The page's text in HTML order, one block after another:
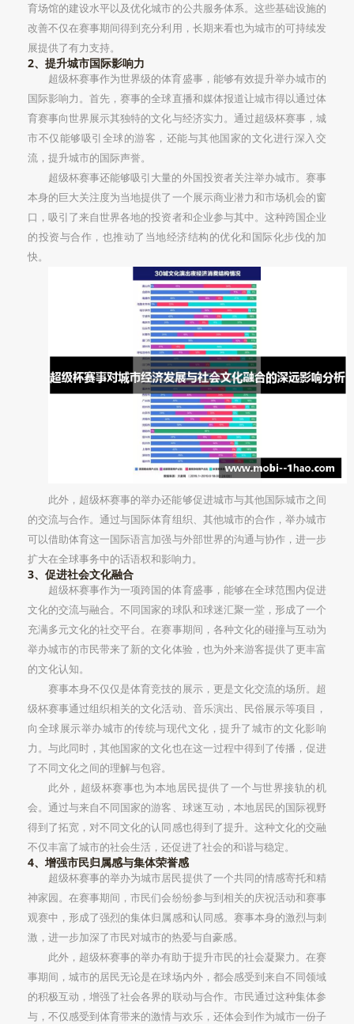
育场馆的建设水平以及优化城市的公共服务体系。这些基础设施的
改善不仅在赛事期间得到充分利用，长期来看也为城市的可持续发
展提供了有力支持。
2、提升城市国际影响力
超级杯赛事作为世界级的体育盛事，能够有效提升举办城市的
国际影响力。首先，赛事的全球直播和媒体报道让城市得以通过体
育赛事向世界展示其独特的文化与经济实力。通过超级杯赛事，城
市不仅能够吸引全球的游客，还能与其他国家的文化进行深入交
流，提升城市的国际声誉。
超级杯赛事还能够吸引大量的外国投资者关注举办城市。赛事
本身的巨大关注度为当地提供了一个展示商业潜力和市场机会的窗
口，吸引了来自世界各地的投资者和企业参与其中。这种跨国企业
的投资与合作，也推动了当地经济结构的优化和国际化步伐的加
快。
此外，超级杯赛事的举办还能够促进城市与其他国际城市之间
的交流与合作。通过与国际体育组织、其他城市的合作，举办城市
可以借助体育这一国际语言加强与外部世界的沟通与协作，进一步
扩大在全球事务中的话语权和影响力。
3、促进社会文化融合
超级杯赛事作为一项跨国的体育盛事，能够在全球范围内促进
文化的交流与融合。不同国家的球队和球迷汇聚一堂，形成了一个
充满多元文化的社交平台。在赛事期间，各种文化的碰撞与互动为
举办城市的市民带来了新的文化体验，也为外来游客提供了更丰富
的文化认知。
赛事本身不仅仅是体育竞技的展示，更是文化交流的场所。超
级杯赛事通过组织相关的文化活动、音乐演出、民俗展示等项目，
向全球展示举办城市的传统与现代文化，提升了城市的文化影响
力。与此同时，其他国家的文化也在这一过程中得到了传播，促进
了不同文化之间的理解与包容。
此外，超级杯赛事也为本地居民提供了一个与世界接轨的机
会。通过与来自不同国家的游客、球迷互动，本地居民的国际视野
得到了拓宽，对不同文化的认同感也得到了提升。这种文化的交融
不仅丰富了城市的社会生活，还促进了社会的和谐与稳定。
4、增强市民归属感与集体荣誉感
超级杯赛事的举办为城市居民提供了一个共同的情感寄托和精
神家园。在赛事期间，市民们会纷纷参与到相关的庆祝活动和赛事
观赛中，形成了强烈的集体归属感和认同感。赛事本身的激烈与刺
激，进一步加深了市民对城市的热爱与自豪感。
此外，超级杯赛事的举办有助于提升市民的社会凝聚力。在赛
事期间，城市的居民无论是在球场内外，都会感受到来自不同领域
的积极互动，增强了社会各界的联动与合作。市民通过这种集体参
与，不仅感受到体育带来的激情与欢乐，还体会到作为城市一份子